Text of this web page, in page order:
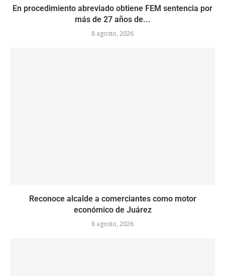
En procedimiento abreviado obtiene FEM sentencia por
más de 27 años de...
8 agosto, 2026
Reconoce alcalde a comerciantes como motor
económico de Juárez
8 agosto, 2026